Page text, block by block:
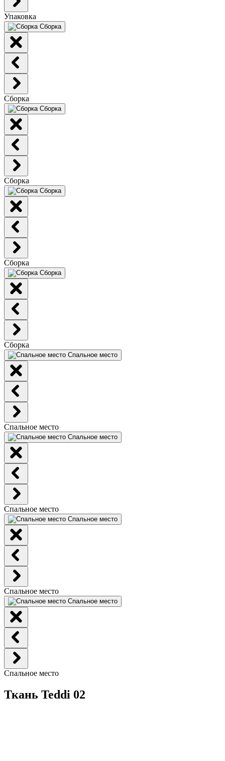
Упаковка
Сборка
Сборка
Сборка
Сборка
Сборка
Сборка
Сборка
Сборка
Спальное место
Спальное место
Спальное место
Спальное место
Спальное место
Спальное место
Спальное место
Спальное место
Ткань Teddi 02